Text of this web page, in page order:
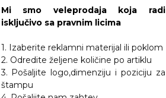
Mi smo veleprodaja koja radi
isključivo sa pravnim licima
1. Izaberite reklamni materijal ili poklom
2. Odredite željene količine po artiklu
3. Pošaljite logo,dimenziju i poziciju za
štampu